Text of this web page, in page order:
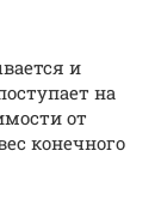
и
на
от
конечного